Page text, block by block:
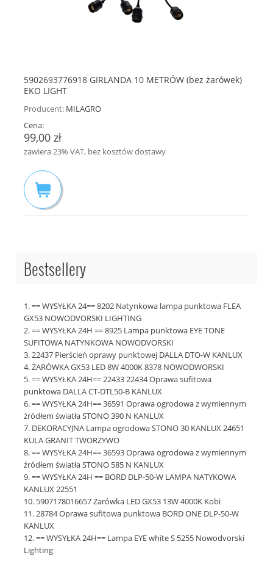
5902693776918 GIRLANDA 10 METRÓW (bez żarówek)
EKO LIGHT
Producent: MILAGRO
Cena:
99,00 zł
zawiera 23% VAT, bez kosztów dostawy
Bestsellery
== WYSYŁKA 24== 8202 Natynkowa lampa punktowa FLEA
GX53 NOWODVORSKI LIGHTING
== WYSYŁKA 24H == 8925 Lampa punktowa EYE TONE
SUFITOWA NATYNKOWA NOWODVORSKI
22437 Pierścień oprawy punktowej DALLA DTO-W KANLUX
ŻARÓWKA GX53 LED 8W 4000K 8378 NOWODWORSKI
== WYSYŁKA 24H== 22433 22434 Oprawa sufitowa
punktowa DALLA CT-DTL50-B KANLUX
== WYSYŁKA 24H== 36591 Oprawa ogrodowa z wymiennym
źródłem światła STONO 390 N KANLUX
DEKORACYJNA Lampa ogrodowa STONO 30 KANLUX 24651
KULA GRANIT TWORZYWO
== WYSYŁKA 24H== 36593 Oprawa ogrodowa z wymiennym
źródłem światła STONO 585 N KANLUX
== WYSYŁKA 24H == BORD DLP-50-W LAMPA NATYKOWA
KANLUX 22551
5907178016657 Żarówka LED GX53 13W 4000K Kobi
28784 Oprawa sufitowa punktowa BORD ONE DLP-50-W
KANLUX
== WYSYŁKA 24H== Lampa EYE white S 5255 Nowodvorski
Lighting